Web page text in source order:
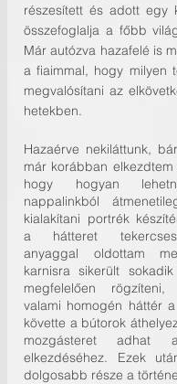
részesített és adott egy
összefoglalja a főbb
Már autózva hazafelé is
a fiaimmal, hogy milyen
megvalósítani az
hetekben.
Hazaérve nekiláttunk,
már korábban elkezdtem
hogy hogyan
nappalinkból
kialakítani portrék
a hátteret
anyaggal oldottam
karnisra sikerült
megfelelően
valami homogén háttér
követte a bútorok
mozgásteret adhat
elkezdéséhez. Ezek
dolgosabb része a